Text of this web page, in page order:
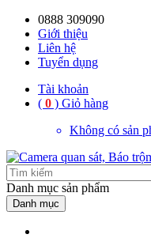
0888 309090
Giới thiệu
Liên hệ
Tuyển dụng
Tài khoản
( 0 ) Giỏ hàng
Không có sản
Danh mục sản phẩm
Danh mục